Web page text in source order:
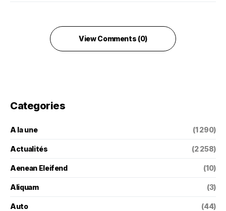
View Comments (0)
Categories
A la une (1 290)
Actualités (2 258)
Aenean Eleifend (10)
Aliquam (3)
Auto (44)